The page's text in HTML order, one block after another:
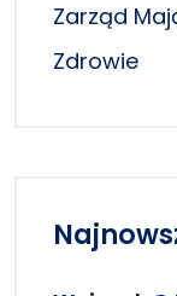
Zarząd
Zdrowie